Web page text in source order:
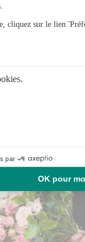
Salelles